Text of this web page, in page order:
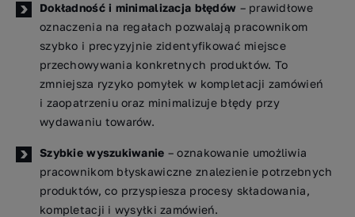
Dokładność i minimalizacja błędów – prawidłowe
oznaczenia na regałach pozwalają pracownikom
szybko i precyzyjnie zidentyfikować miejsce
przechowywania konkretnych produktów. To
zmniejsza ryzyko pomyłek w kompletacji zamówień
i zaopatrzeniu oraz minimalizuje błędy przy
wydawaniu towarów.
Szybkie wyszukiwanie – oznakowanie umożliwia
pracownikom błyskawiczne znalezienie potrzebnych
produktów, co przyspiesza procesy składowania,
kompletacji i wysyłki zamówień.